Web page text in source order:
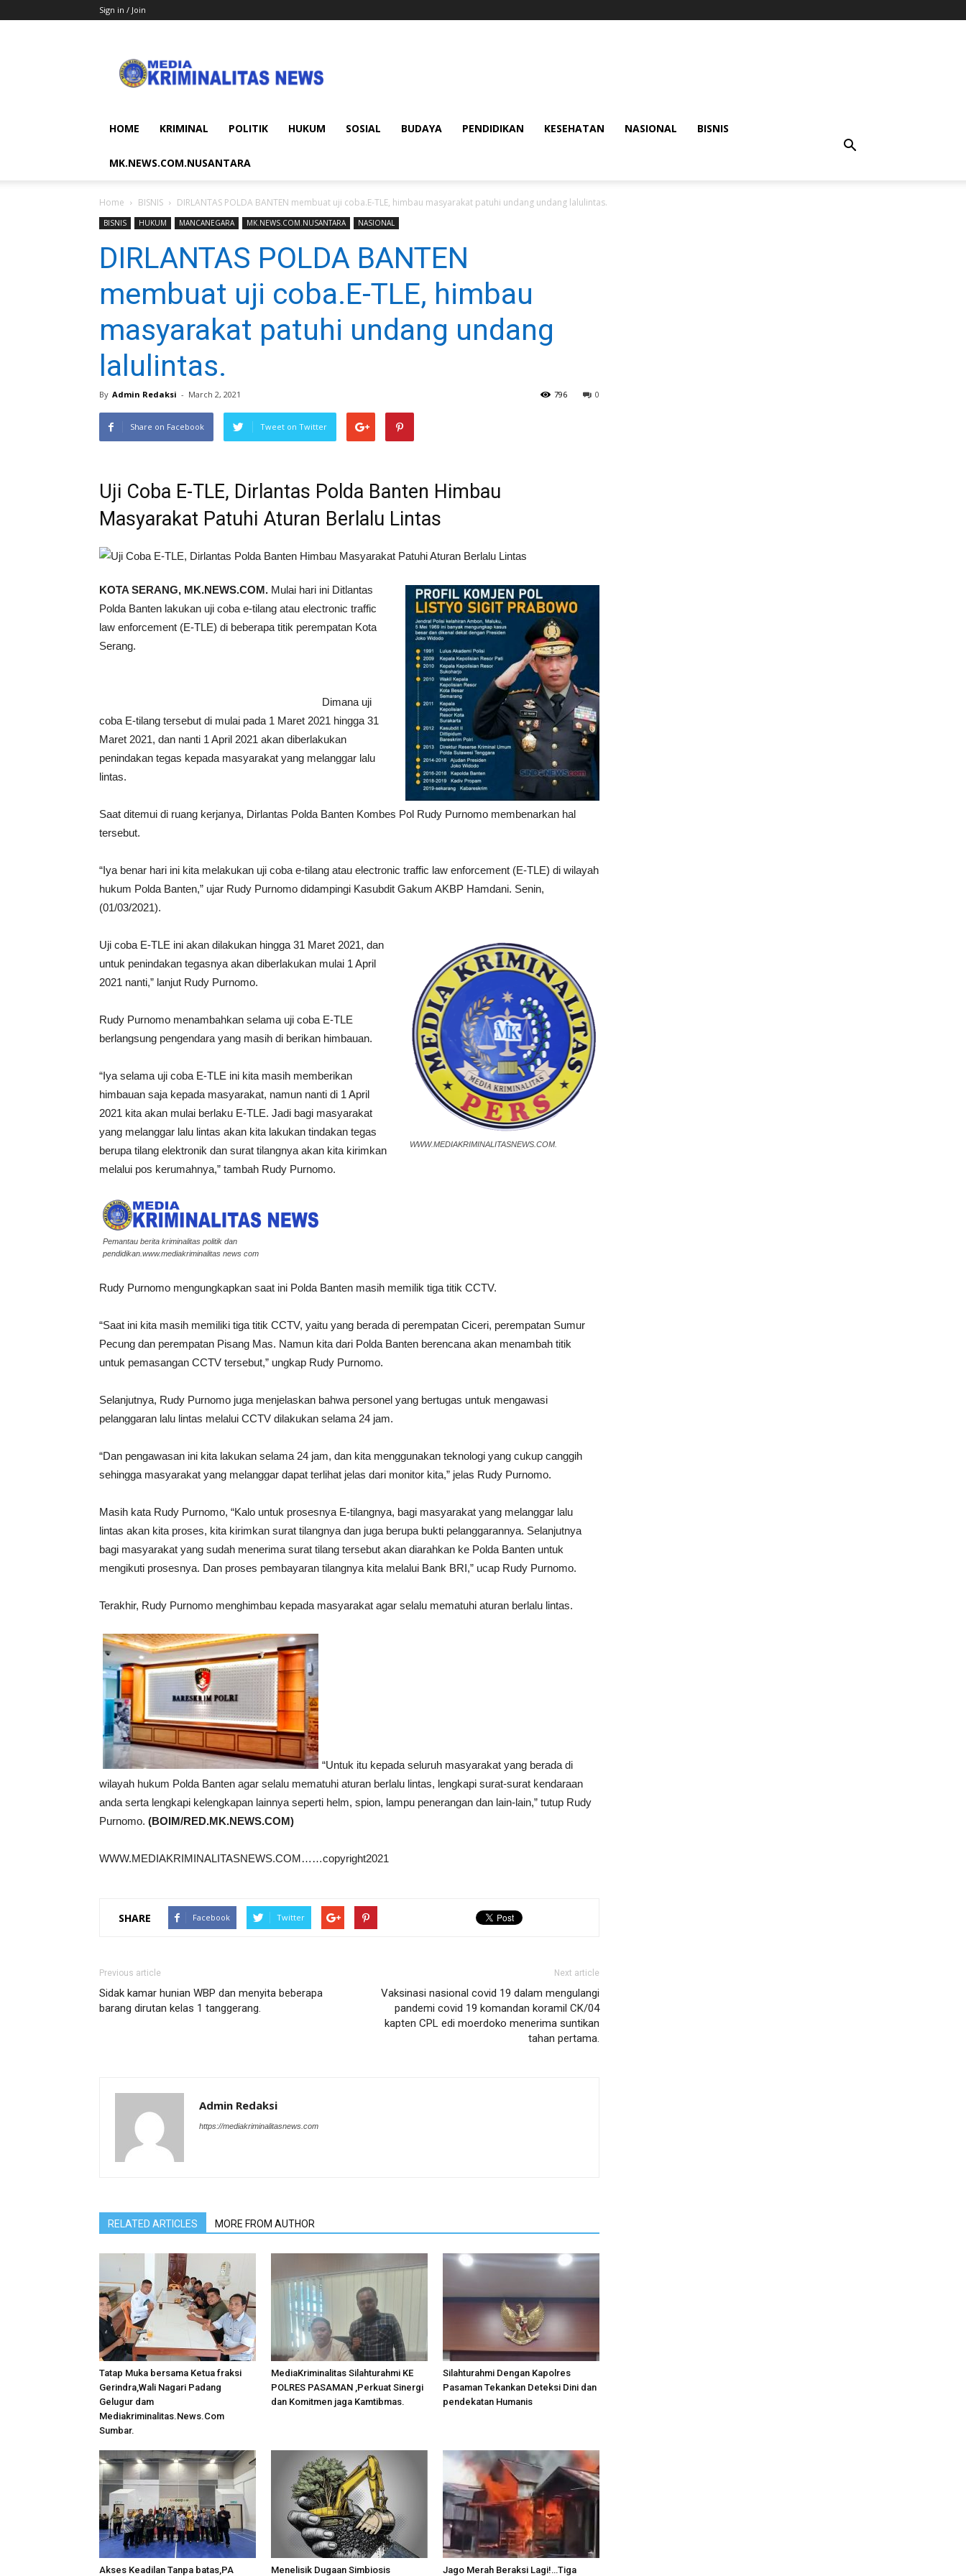
Sign in / Join
KRIMINALITAS
NEWS
HOME KRIMINAL POLITIK HUKUM SOSIAL BUDAYA PENDIDIKAN KESEHATAN NASIONAL BISNIS
MK.NEWS.COM.NUSANTARA
Home BISNIS DIRLANTAS POLDA BANTEN membuat uji coba.E-TLE, himbau masyarakat patuhi undang undang lalulintas.
BISNIS HUKUM MANCANEGARA MK.NEWS.COM.NUSANTARA NASIONAL
DIRLANTAS POLDA BANTEN
membuat uji coba.E-TLE, himbau
masyarakat patuhi undang undang
lalulintas.
By Admin Redaksi - March 2, 2021 0
796
Share on Facebook Tweet on Twitter
Uji Coba E-TLE, Dirlantas Polda Banten Himbau
Masyarakat Patuhi Aturan Berlalu Lintas
KOTA SERANG, MK.NEWS.COM. Mulai hari ini Ditlantas
Polda Banten lakukan uji coba e-tilang atau electronic traffic
law enforcement (E-TLE) di beberapa titik perempatan Kota
Serang.
Dimana uji
coba E-tilang tersebut di mulai pada 1 Maret 2021 hingga 31
Maret 2021, dan nanti 1 April 2021 akan diberlakukan
penindakan tegas kepada masyarakat yang melanggar lalu
lintas.
Saat ditemui di ruang kerjanya, Dirlantas Polda Banten Kombes Pol Rudy Purnomo membenarkan hal
tersebut.
“Iya benar hari ini kita melakukan uji coba e-tilang atau electronic traffic law enforcement (E-TLE) di wilayah
hukum Polda Banten,” ujar Rudy Purnomo didampingi Kasubdit Gakum AKBP Hamdani. Senin,
(01/03/2021).
WWW.MEDIAKRIMINALITASNEWS.COM.
Uji coba E-TLE ini akan dilakukan hingga 31 Maret 2021, dan
untuk penindakan tegasnya akan diberlakukan mulai 1 April
2021 nanti,” lanjut Rudy Purnomo.
Rudy Purnomo menambahkan selama uji coba E-TLE
berlangsung pengendara yang masih di berikan himbauan.
“Iya selama uji coba E-TLE ini kita masih memberikan
himbauan saja kepada masyarakat, namun nanti di 1 April
2021 kita akan mulai berlaku E-TLE. Jadi bagi masyarakat
yang melanggar lalu lintas akan kita lakukan tindakan tegas
berupa tilang elektronik dan surat tilangnya akan kita kirimkan
melalui pos kerumahnya,” tambah Rudy Purnomo.
Pemantau berita kriminalitas politik dan
pendidikan.www.mediakriminalitas news com
Rudy Purnomo mengungkapkan saat ini Polda Banten masih memilik tiga titik CCTV.
“Saat ini kita masih memiliki tiga titik CCTV, yaitu yang berada di perempatan Ciceri, perempatan Sumur
Pecung dan perempatan Pisang Mas. Namun kita dari Polda Banten berencana akan menambah titik
untuk pemasangan CCTV tersebut,” ungkap Rudy Purnomo.
Selanjutnya, Rudy Purnomo juga menjelaskan bahwa personel yang bertugas untuk mengawasi
pelanggaran lalu lintas melalui CCTV dilakukan selama 24 jam.
“Dan pengawasan ini kita lakukan selama 24 jam, dan kita menggunakan teknologi yang cukup canggih
sehingga masyarakat yang melanggar dapat terlihat jelas dari monitor kita,” jelas Rudy Purnomo.
Masih kata Rudy Purnomo, “Kalo untuk prosesnya E-tilangnya, bagi masyarakat yang melanggar lalu
lintas akan kita proses, kita kirimkan surat tilangnya dan juga berupa bukti pelanggarannya. Selanjutnya
bagi masyarakat yang sudah menerima surat tilang tersebut akan diarahkan ke Polda Banten untuk
mengikuti prosesnya. Dan proses pembayaran tilangnya kita melalui Bank BRI,” ucap Rudy Purnomo.
Terakhir, Rudy Purnomo menghimbau kepada masyarakat agar selalu mematuhi aturan berlalu lintas.
“Untuk itu kepada seluruh masyarakat yang berada di
wilayah hukum Polda Banten agar selalu mematuhi aturan berlalu lintas, lengkapi surat-surat kendaraan
anda serta lengkapi kelengkapan lainnya seperti helm, spion, lampu penerangan dan lain-lain,” tutup Rudy
Purnomo. (BOIM/RED.MK.NEWS.COM)
WWW.MEDIAKRIMINALITASNEWS.COM……copyright2021
SHARE Facebook Twitter
Previous article
Sidak kamar hunian WBP dan menyita beberapa
barang dirutan kelas 1 tanggerang.
Next article
Vaksinasi nasional covid 19 dalam mengulangi
pandemi covid 19 komandan koramil CK/04
kapten CPL edi moerdoko menerima suntikan
tahan pertama.
Admin Redaksi
https://mediakriminalitasnews.com
RELATED ARTICLES MORE FROM AUTHOR
Tatap Muka bersama Ketua fraksi
Gerindra,Wali Nagari Padang
Gelugur dam
Mediakriminalitas.News.Com
Sumbar.
MediaKriminalitas Silahturahmi KE
POLRES PASAMAN ,Perkuat Sinergi
dan Komitmen jaga Kamtibmas.
Silahturahmi Dengan Kapolres
Pasaman Tekankan Deteksi Dini dan
pendekatan Humanis
Akses Keadilan Tanpa batas,PA Menelisik Dugaan Simbiosis Jago Merah Beraksi Lagi!…Tiga